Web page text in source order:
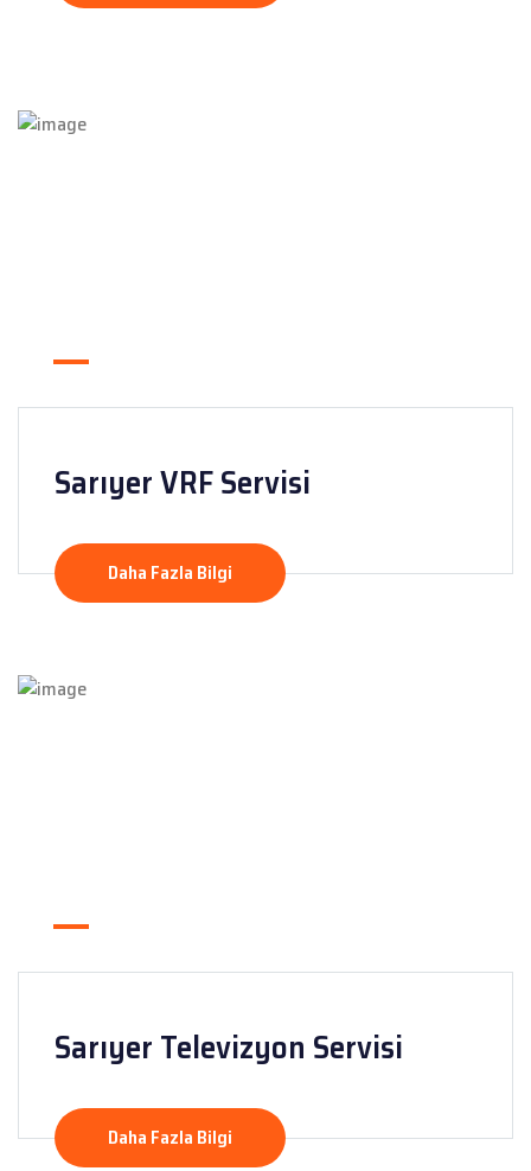
Sarıyer VRF Servisi
Daha Fazla Bilgi
Sarıyer Televizyon Servisi
Daha Fazla Bilgi